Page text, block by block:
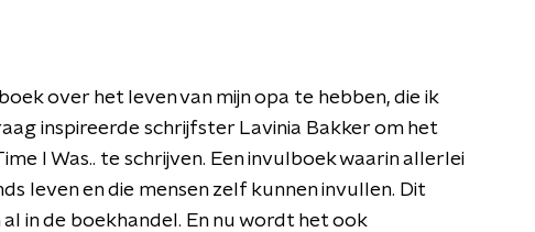
over het leven van mijn opa te hebben, die ik
inspireerde schrijfster Lavinia Bakker om het
I Was.. te schrijven. Een invulboek waarin allerlei
leven en die mensen zelf kunnen invullen. Dit
in de boekhandel. En nu wordt het ook